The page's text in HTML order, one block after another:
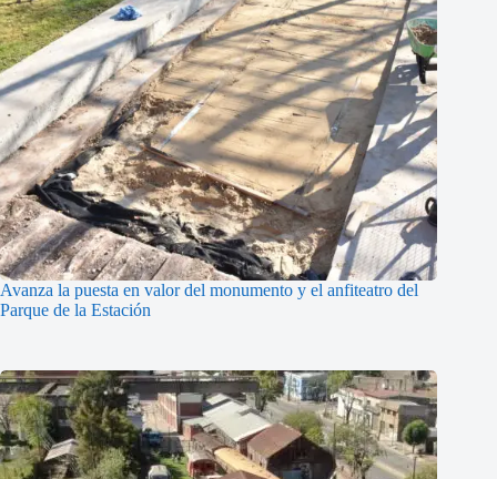
Avanza la puesta en valor del monumento y el anfiteatro del
Parque de la Estación